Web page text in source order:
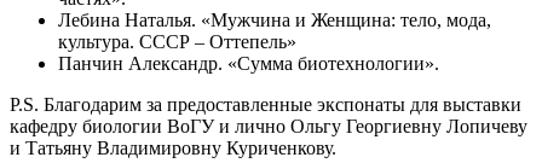
Лебина Наталья. «Мужчина и Женщина: тело, мода,
культура. СССР – Оттепель»
Панчин Александр. «Сумма биотехнологии».
P.S. Благодарим за предоставленные экспонаты для выставки
кафедру биологии ВоГУ и лично Ольгу Георгиевну Лопичеву
и Татьяну Владимировну Куриченкову.